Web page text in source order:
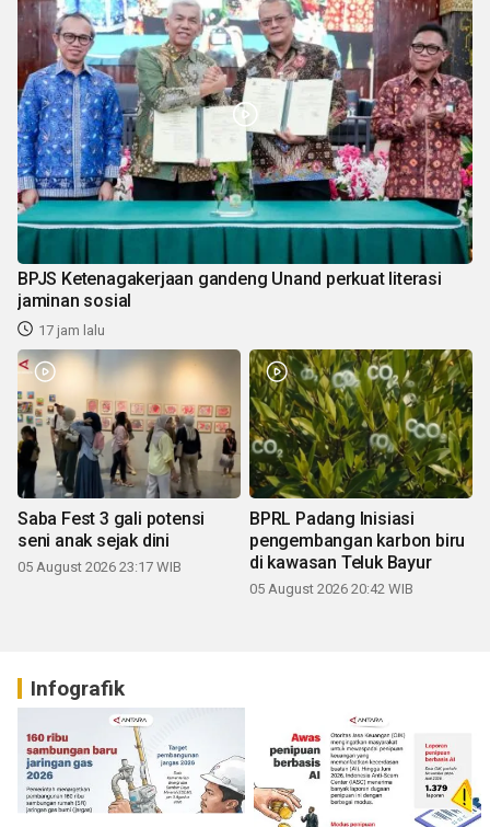
BPJS Ketenagakerjaan gandeng Unand perkuat literasi
jaminan sosial
17 jam lalu
Saba Fest 3 gali potensi
seni anak sejak dini
05 August 2026 23:17 WIB
BPRL Padang Inisiasi
pengembangan karbon biru
di kawasan Teluk Bayur
05 August 2026 20:42 WIB
Infografik